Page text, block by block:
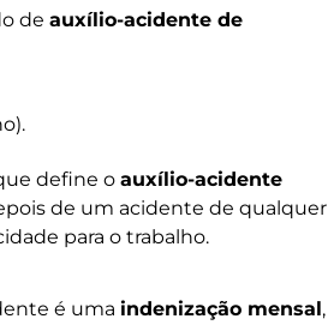
de auxílio-acidente de
define o auxílio-acidente
de um acidente de qualquer
para o trabalho.
é uma indenização mensal,